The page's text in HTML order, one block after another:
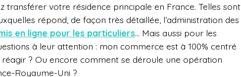
transférer votre résidence principale en France. Telles sont
répond, de façon très détaillée, l’administration des
en ligne pour les particuliers… Mais aussi pour les
à leur attention : mon commerce est à 100% centré
? Ou encore comment se déroule une opération
Royaume-Uni ?